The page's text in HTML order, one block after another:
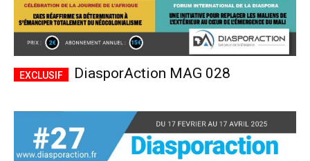
DiasporAction MAG 028